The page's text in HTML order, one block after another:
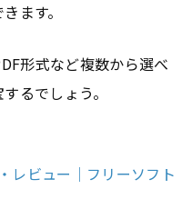
ます。
形式など複数から選べ
るでしょう。
レビュー｜フリーソフト